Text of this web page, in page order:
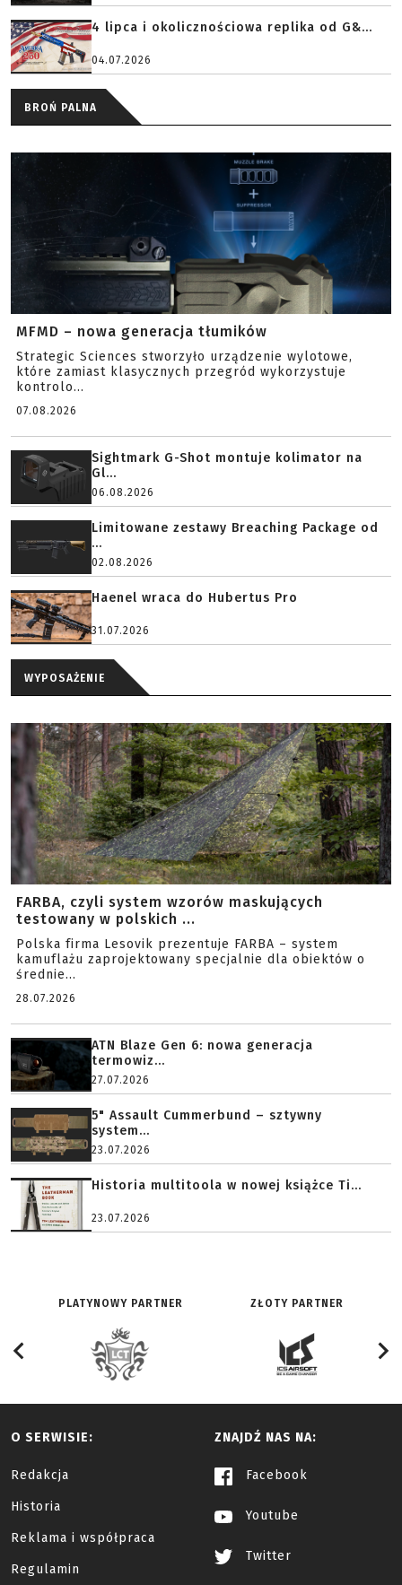
4 lipca i okolicznościowa replika od G&...
04.07.2026
BROŃ PALNA
MFMD – nowa generacja tłumików
Strategic Sciences stworzyło urządzenie wylotowe,
które zamiast klasycznych przegród wykorzystuje
kontrolo...
07.08.2026
Sightmark G-Shot montuje kolimator na
Gl...
06.08.2026
Limitowane zestawy Breaching Package od
...
02.08.2026
Haenel wraca do Hubertus Pro
31.07.2026
WYPOSAŻENIE
FARBA, czyli system wzorów maskujących
testowany w polskich ...
Polska firma Lesovik prezentuje FARBA – system
kamuflażu zaprojektowany specjalnie dla obiektów o
średnie...
28.07.2026
ATN Blaze Gen 6: nowa generacja
termowiz...
27.07.2026
5" Assault Cummerbund – sztywny
system...
23.07.2026
Historia multitoola w nowej książce Ti...
23.07.2026
PLATYNOWY PARTNER ZŁOTY PARTNER
O SERWISIE:
Redakcja
Historia
Reklama i współpraca
Regulamin
ZNAJDŹ NAS NA:
Facebook
Youtube
Twitter